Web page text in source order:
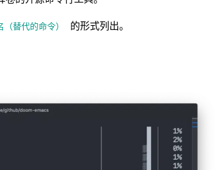
替代的命令） 的形式列出。